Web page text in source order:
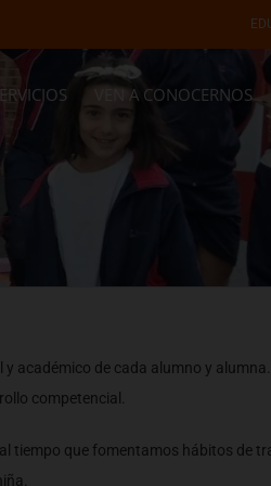
VEN A CONOCERNOS
académico de cada alumno y
competencial.
tiempo que fomentamos hábitos de